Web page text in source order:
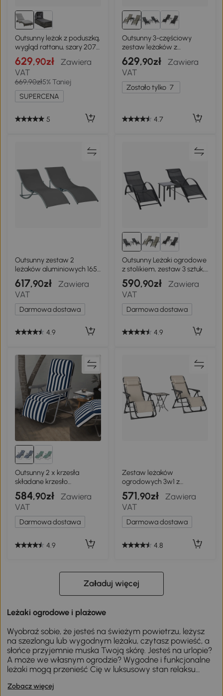
Outsunny leżak z poduszką,
wygląd rattanu, szary 207
x 70 x 70 cm
629,90zł
Zawiera
VAT
669,90zł5% Taniej
SUPERCENA
5
Outsunny 3-częściowy
zestaw leżaków z
metalowym stolikiem,
czarny
629,90zł
Zawiera
VAT
Zostało tylko 7
4.7
Outsunny zestaw 2
leżaków aluminiowych 165
cm x 61 cm x 63 cm
617,90zł
Zawiera
VAT
Darmowa dostawa
4.9
Outsunny Leżaki ogrodowe
z stolikiem, zestaw 3 sztuk,
czarne
590,90zł
Zawiera
VAT
Darmowa dostawa
4.9
Outsunny 2 x krzesła
składane krzesło
ogrodowe krzesło
składane leżak krzesło
ogrodowe
584,90zł
Zawiera
VAT
Darmowa dostawa
4.9
Zestaw leżaków
ogrodowych 3w1 z
poduszkami i stolikiem
571,90zł
Zawiera
VAT
Darmowa dostawa
4.8
Załaduj więcej
Leżaki ogrodowe i plażowe
Wyobraź sobie, że jesteś na świeżym powietrzu, leżysz
na szezlongu lub wygodnym leżaku, czytasz powieść, a
słońce przyjemnie muska Twoją skórę. Jesteś na urlopie?
A może we własnym ogrodzie? Wygodne i funkcjonalne
leżaki mogą przenieść Cię w luksusowy stan relaksu
Zobacz więcej